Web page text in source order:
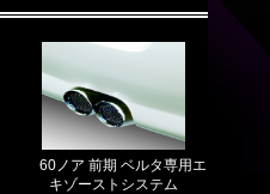
60ノア 前期 ベルタ専用エ
キゾーストシステム